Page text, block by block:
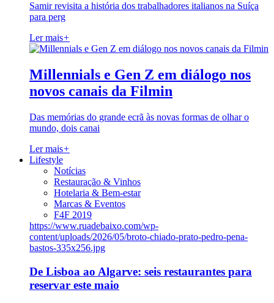
Samir revisita a história dos trabalhadores italianos na Suíça
para perg
Ler mais+
Millennials e Gen Z em diálogo nos
novos canais da Filmin
Das memórias do grande ecrã às novas formas de olhar o
mundo, dois canai
Ler mais+
Lifestyle
Notícias
Restauração & Vinhos
Hotelaria & Bem-estar
Marcas & Eventos
F4F 2019
https://www.ruadebaixo.com/wp-
content/uploads/2026/05/broto-chiado-prato-pedro-pena-
bastos-335x256.jpg
De Lisboa ao Algarve: seis restaurantes para
reservar este maio